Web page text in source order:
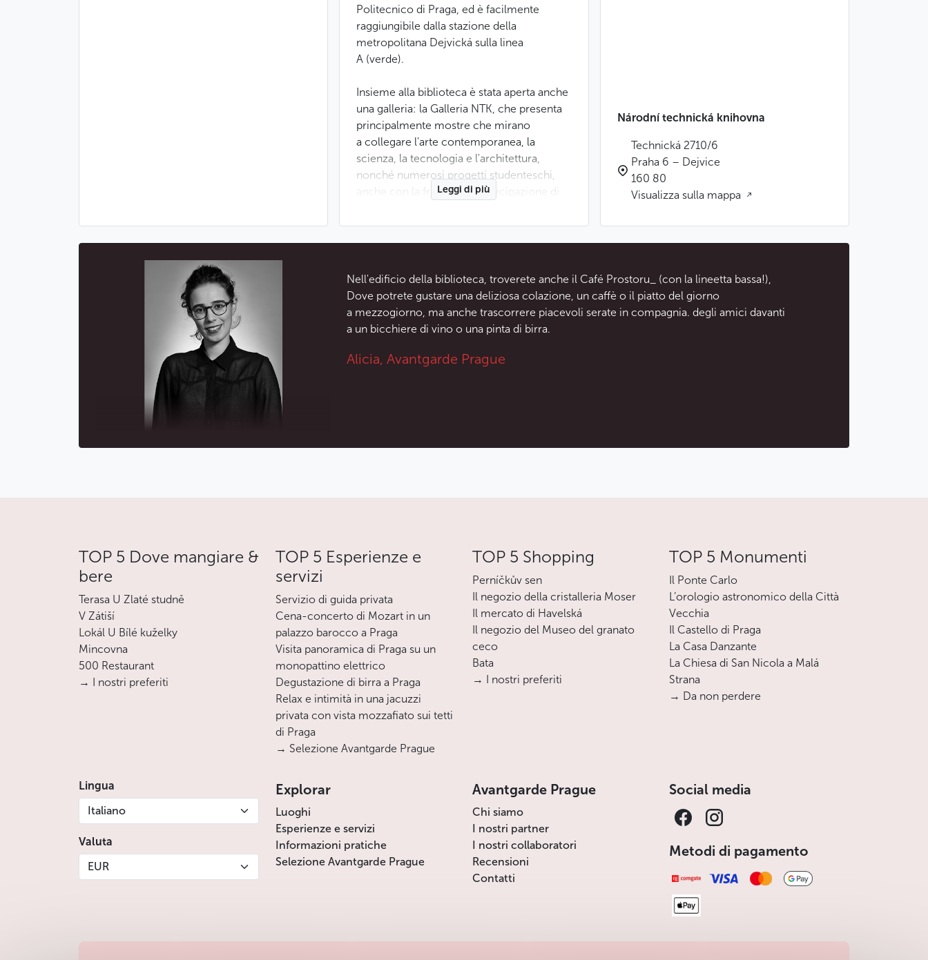
Politecnico di Praga, ed è facilmente
raggiungibile dalla stazione della
metropolitana Dejvická sulla linea
A (verde).
Insieme alla biblioteca è stata aperta anche
una galleria: la Galleria NTK, che presenta
principalmente mostre che mirano
a collegare l'arte contemporanea, la
scienza, la tecnologia e l'architettura,
nonché numerosi progetti studenteschi,
anche con la frequente partecipazione di
La Galleria NTK ospita regolarmente
Architettura del Politecnico di Praga.
Dal punto di vista architettonico, i locali
della galleria combinano calcestruzzo
particolarmente eleganti.
Leggi di più
Národní technická knihovna
Technická 2710/6
Praha 6 – Dejvice
160 80
Visualizza sulla mappa
Nell'edificio della biblioteca, troverete anche il Café Prostoru_ (con la lineetta bassa!),
Dove potrete gustare una deliziosa colazione, un caffè o il piatto del giorno
a mezzogiorno, ma anche trascorrere piacevoli serate in compagnia. degli amici davanti
a un bicchiere di vino o una pinta di birra.
Alicia, Avantgarde Prague
TOP 5 Dove mangiare &
bere
Terasa U Zlaté studně
V Zátiší
Lokál U Bílé kuželky
Mincovna
500 Restaurant
→ I nostri preferiti
TOP 5 Esperienze e
servizi
Servizio di guida privata
Cena-concerto di Mozart in un
palazzo barocco a Praga
Visita panoramica di Praga su un
monopattino elettrico
Degustazione di birra a Praga
Relax e intimità in una jacuzzi
privata con vista mozzafiato sui tetti
di Praga
→ Selezione Avantgarde Prague
TOP 5 Shopping
Perníčkův sen
Il negozio della cristalleria Moser
Il mercato di Havelská
Il negozio del Museo del granato
ceco
Bata
→ I nostri preferiti
TOP 5 Monumenti
Il Ponte Carlo
L’orologio astronomico della Città
Vecchia
Il Castello di Praga
La Casa Danzante
La Chiesa di San Nicola a Malá
Strana
→ Da non perdere
Lingua
Italiano
Valuta
EUR
Explorar
Luoghi
Esperienze e servizi
Informazioni pratiche
Selezione Avantgarde Prague
Avantgarde Prague
Chi siamo
I nostri partner
I nostri collaboratori
Recensioni
Contatti
Social media
Metodi di pagamento